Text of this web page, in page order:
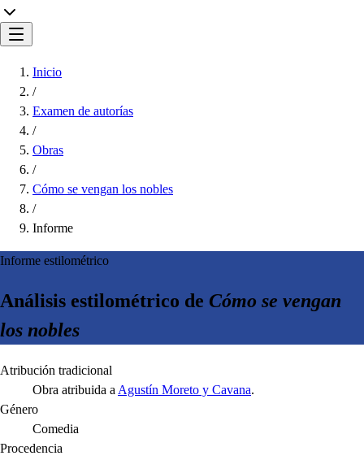
Inicio
/
Examen de autorías
/
Obras
/
Cómo se vengan los nobles
/
Informe
Informe estilométrico
Análisis estilométrico de Cómo se vengan
los nobles
Atribución tradicional
Obra atribuida a Agustín Moreto y Cavana.
Género
Comedia
Procedencia